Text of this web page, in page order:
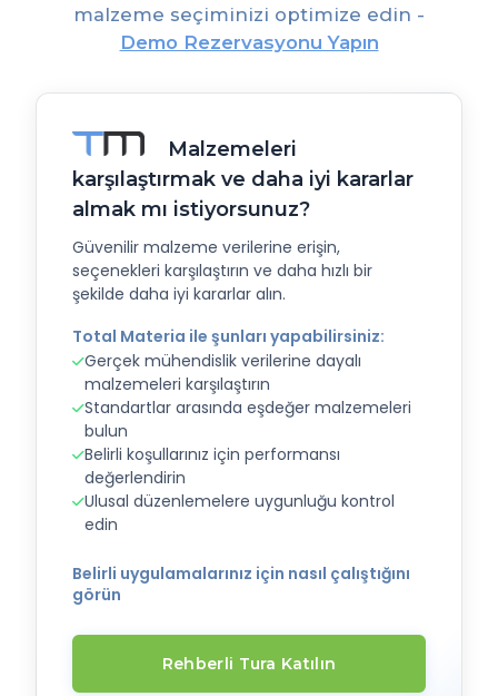
malzeme seçiminizi optimize edin -
Demo Rezervasyonu Yapın
Malzemeleri
karşılaştırmak ve daha iyi kararlar
almak mı istiyorsunuz?
Güvenilir malzeme verilerine erişin,
seçenekleri karşılaştırın ve daha hızlı bir
şekilde daha iyi kararlar alın.
Total Materia ile şunları yapabilirsiniz:
Gerçek mühendislik verilerine dayalı
malzemeleri karşılaştırın
Standartlar arasında eşdeğer malzemeleri
bulun
Belirli koşullarınız için performansı
değerlendirin
Ulusal düzenlemelere uygunluğu kontrol
edin
Belirli uygulamalarınız için nasıl çalıştığını
görün
Rehberli Tura Katılın